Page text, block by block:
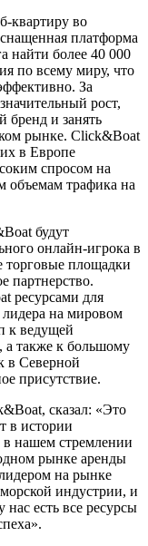
квартиру во
платформа
найти более 40 000
по всему миру, что
За
рост,
бренд и занять
рынке. Click&Boat
в Европе
спросом на
объемам трафика на
будут
онлайн-игрока в
торговые площадки
партнерство.
ресурсами для
лидера на мировом
к ведущей
а также к большому
в Северной
присутствие.
сказал: «Это
в истории
нашем стремлении
рынке аренды
на рынке
индустрии, и
есть все ресурсы